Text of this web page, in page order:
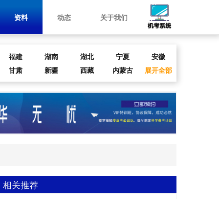
资料 动态 关于我们
福建 湖南 湖北 宁夏
安徽
甘肃 新疆 西藏 内蒙古 展开全部
相关推荐